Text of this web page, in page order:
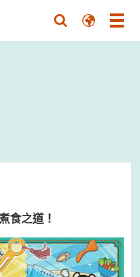
食之道！